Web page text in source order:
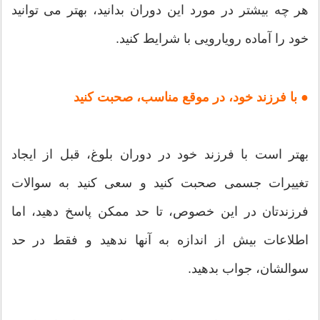
هر چه بیشتر در مورد این دوران بدانید، بهتر می توانید
خود را آماده رویارویی با شرایط کنید.
● با فرزند خود، در موقع مناسب، صحبت کنید
بهتر است با فرزند خود در دوران بلوغ، قبل از ایجاد
تغییرات جسمی صحبت کنید و سعی کنید به سوالات
فرزندتان در این خصوص، تا حد ممکن پاسخ دهید، اما
اطلاعات بیش از اندازه به آنها ندهید و فقط در حد
سوالشان، جواب بدهید.